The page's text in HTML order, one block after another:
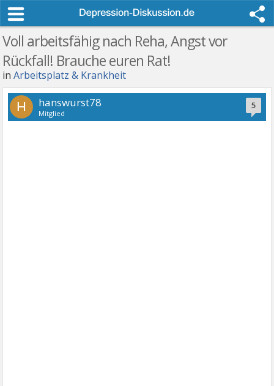
Voll arbeitsfähig nach Reha, Angst vor
Rückfall! Brauche euren Rat!
inArbeitsplatz & Krankheit
5
H hanswurst78
Mitglied